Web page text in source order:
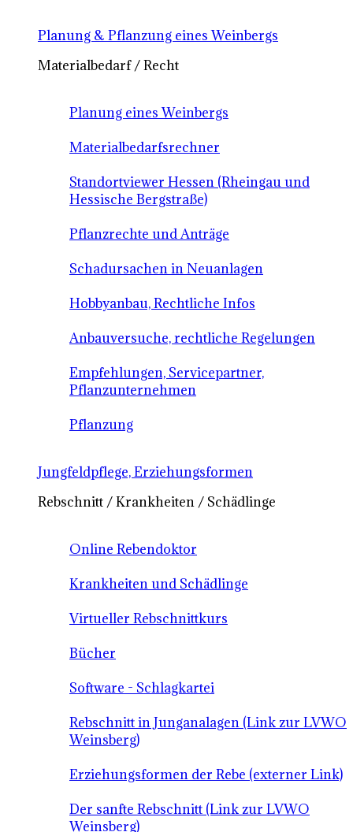
Planung & Pflanzung eines Weinbergs
Materialbedarf / Recht
Planung eines Weinbergs
Materialbedarfsrechner
Standortviewer Hessen (Rheingau und
Hessische Bergstraße)
Pflanzrechte und Anträge
Schadursachen in Neuanlagen
Hobbyanbau, Rechtliche Infos
Anbauversuche, rechtliche Regelungen
Empfehlungen, Servicepartner,
Pflanzunternehmen
Pflanzung
Jungfeldpflege, Erziehungsformen
Rebschnitt / Krankheiten / Schädlinge
Online Rebendoktor
Krankheiten und Schädlinge
Virtueller Rebschnittkurs
Bücher
Software - Schlagkartei
Rebschnitt in Junganalagen (Link zur LVWO
Weinsberg)
Erziehungsformen der Rebe (externer Link)
Der sanfte Rebschnitt (Link zur LVWO
Weinsberg)